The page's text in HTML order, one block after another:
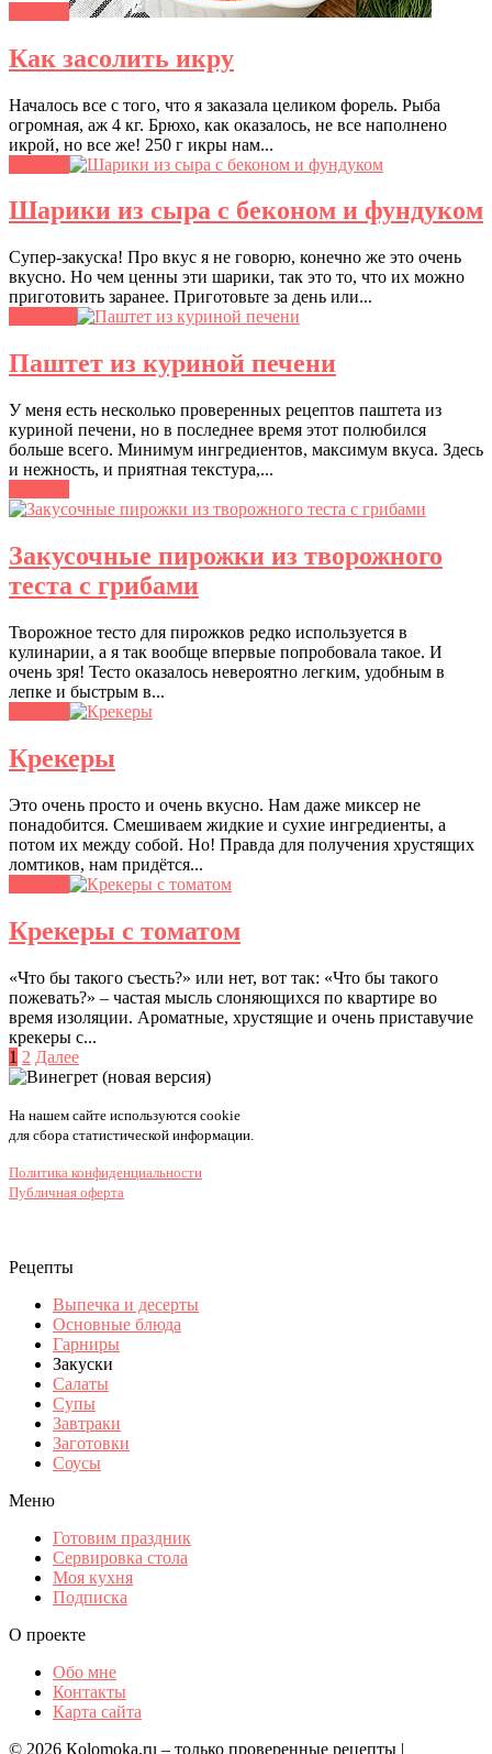
Как засолить икру
Началось все с того, что я заказала целиком форель. Рыба
огромная, аж 4 кг. Брюхо, как оказалось, не все наполнено
икрой, но все же! 250 г икры нам...
Шарики из сыра с беконом и фундуком
Супер-закуска! Про вкус я не говорю, конечно же это очень
вкусно. Но чем ценны эти шарики, так это то, что их можно
приготовить заранее. Приготовьте за день или...
Паштет из куриной печени
У меня есть несколько проверенных рецептов паштета из
куриной печени, но в последнее время этот полюбился
больше всего. Минимум ингредиентов, максимум вкуса. Здесь
и нежность, и приятная текстура,...
Закусочные пирожки из творожного
теста с грибами
Творожное тесто для пирожков редко используется в
кулинарии, а я так вообще впервые попробовала такое. И
очень зря! Тесто оказалось невероятно легким, удобным в
лепке и быстрым в...
Крекеры
Это очень просто и очень вкусно. Нам даже миксер не
понадобится. Смешиваем жидкие и сухие ингредиенты, а
потом их между собой. Но! Правда для получения хрустящих
ломтиков, нам придётся...
Крекеры с томатом
«Что бы такого съесть?» или нет, вот так: «Что бы такого
пожевать?» – частая мысль слоняющихся по квартире во
время изоляции. Ароматные, хрустящие и очень приставучие
крекеры с...
Пагинация
записей
1 2 Далее
На нашем сайте используются cookie
для сбора статистической информации.
Политика конфиденциальности
Публичная оферта
Рецепты
Выпечка и десерты
Основные блюда
Гарниры
Закуски
Салаты
Супы
Завтраки
Заготовки
Соусы
Меню
Готовим праздник
Сервировка стола
Моя кухня
Подписка
О проекте
Обо мне
Контакты
Карта сайта
© 2026 Кolomoka.ru – только проверенные рецепты |